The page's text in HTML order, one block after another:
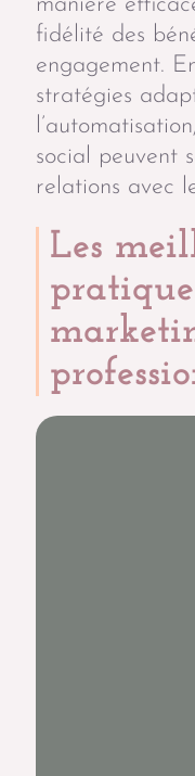
manière
fidélité des
engagement.
stratégies
social peuvent
relations avec
Les